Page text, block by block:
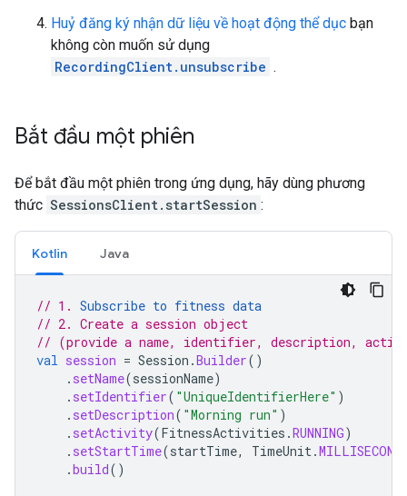
Huỷ đăng ký nhận dữ liệu về hoạt động thể dục bạn
không còn muốn sử dụng
RecordingClient.unsubscribe .
Bắt đầu một phiên
Để bắt đầu một phiên trong ứng dụng, hãy dùng phương
thức SessionsClient.startSession :
Kotlin Java
// 1. Subscribe to fitness data
// 2. Create a session object
// (provide a name, identifier, description,
val session = Session .Builder()
. setName(sessionName)
. setIdentifier( "UniqueIdentifierHere" )
. setDescription( "Morning run" )
. setActivity(FitnessActivities .RUNNING)
. setStartTime(startTime, TimeUnit.
.build()